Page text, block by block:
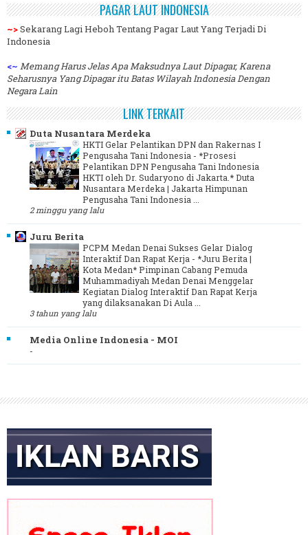
PAGAR LAUT INDONESIA
~>Sekarang Lagi Heboh Tentang Pagar Laut Yang Terjadi Di
Indonesia
<~ Memang Harus Jelas Apa Maksudnya Laut Dipagar, Karena
Seharusnya Yang Dipagar itu Batas Wilayah Indonesia Dengan
Negara Lain
LINK TERKAIT
Duta Nusantara Merdeka
HKTI Gelar Pelantikan DPN dan Rakernas I
Pengusaha Tani Indonesia - *Prosesi
Pelantikan DPN Pengusaha Tani Indonesia
HKTI oleh Dr. Sudaryono di Jakarta.* Duta
Nusantara Merdeka | Jakarta Himpunan
Pengusaha Tani Indonesia ...
2 minggu yang lalu
Juru Berita
PCPM Medan Denai Sukses Gelar Dialog
Interaktif Dan Rapat Kerja - *Juru Berita |
Kota Medan* Pimpinan Cabang Pemuda
Muhammadiyah Medan Denai Menggelar
Kegiatan Dialog Interaktif Dan Rapat Kerja
yang dilaksanakan Di Aula ...
3 tahun yang lalu
Media Online Indonesia - MOI
-